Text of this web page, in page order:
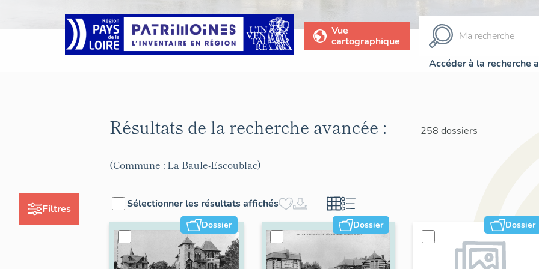
Vue
cartographique
Accéder à la recherche
Filtres
Résultats de la recherche avancée : 258 dossiers
(Commune : La Baule-Escoublac)
Sélectionner les résultats affichés
Dossier Dossier Dossier